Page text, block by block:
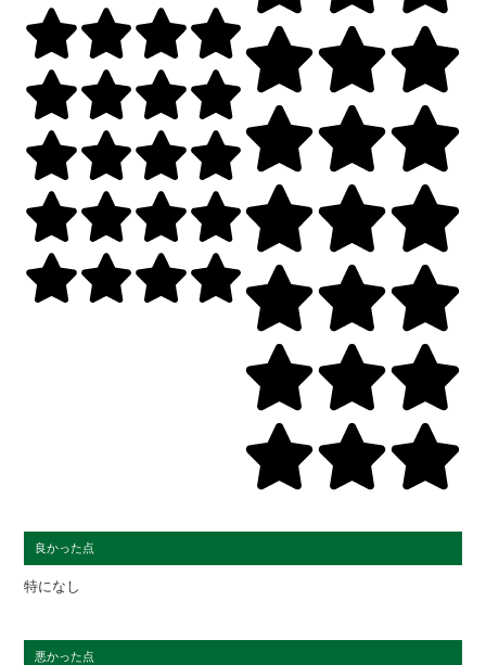
良かった点
特になし
悪かった点